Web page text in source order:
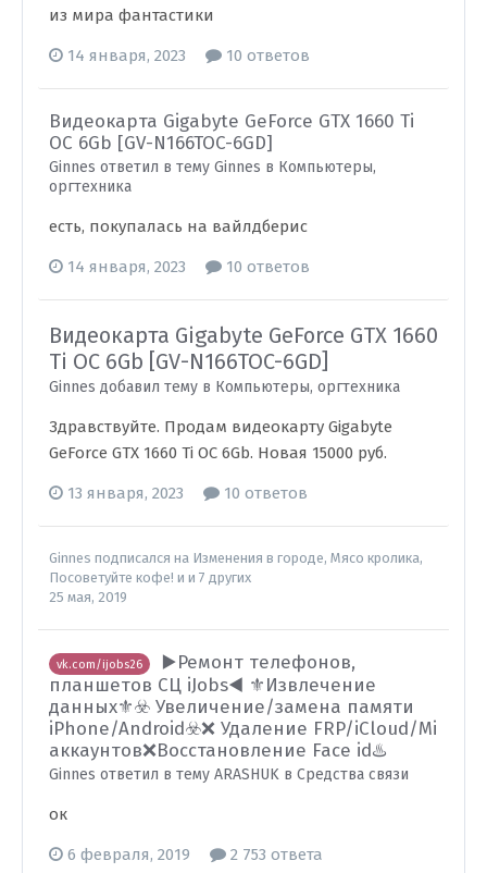
из мира фантастики
14 января, 2023 10 ответов
Видеокарта Gigabyte GeForce GTX 1660 Ti
OC 6Gb [GV-N166TOC-6GD]
Ginnes ответил в тему Ginnes в Компьютеры,
оргтехника
есть, покупалась на вайлдберис
14 января, 2023 10 ответов
Видеокарта Gigabyte GeForce GTX 1660
Ti OC 6Gb [GV-N166TOC-6GD]
Ginnes добавил тему в Компьютеры, оргтехника
Здравствуйте. Продам видеокарту Gigabyte
GeForce GTX 1660 Ti OC 6Gb. Новая 15000 руб.
13 января, 2023 10 ответов
Ginnes подписался на Изменения в городе, Мясо кролика,
Посоветуйте кофе! и и 7 других
25 мая, 2019
vk.com/ijobs26
▶️Ремонт телефонов,
планшетов СЦ iJobs◀️ ⚜️Извлечение
данных⚜️☣️ Увеличение/замена памяти
iPhone/Android☣️❌ Удаление FRP/iCloud/Mi
аккаунтов❌Восстановление Face id♨️
Ginnes ответил в тему ARASHUK в Средства связи
ок
6 февраля, 2019 2 753 ответа